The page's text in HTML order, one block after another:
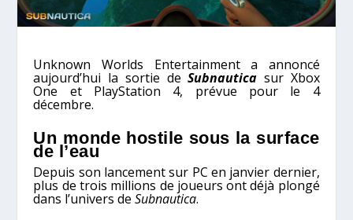
Unknown Worlds Entertainment a annoncé
aujourd’hui la sortie deSubnautica sur Xbox
One et PlayStation 4, prévue pour le 4
décembre.
Un monde hostile sous la surface
de l’eau
Depuis son lancement sur PC en janvier dernier,
plus de trois millions de joueurs ont déjà plongé
dans l’univers deSubnautica.